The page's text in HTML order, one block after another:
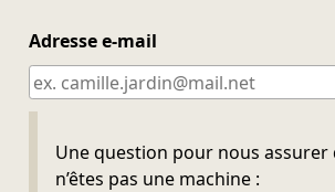
Adresse e-mail
Une question pour nous assurer
n’êtes pas une machine :
Ne pas remplir